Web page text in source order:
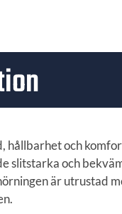
hållbarhet och
och
är utrustad